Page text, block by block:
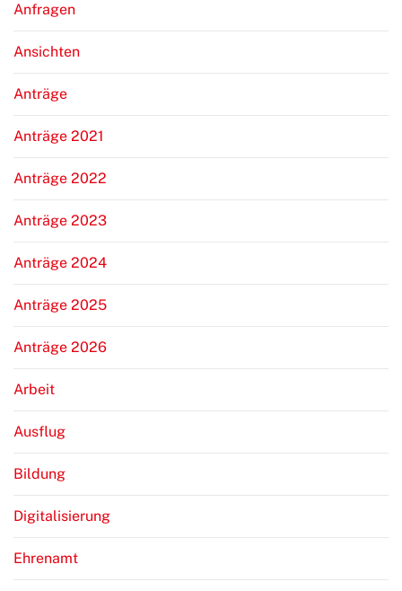
Anfragen
Ansichten
Anträge
Anträge 2021
Anträge 2022
Anträge 2023
Anträge 2024
Anträge 2025
Anträge 2026
Arbeit
Ausflug
Bildung
Digitalisierung
Ehrenamt